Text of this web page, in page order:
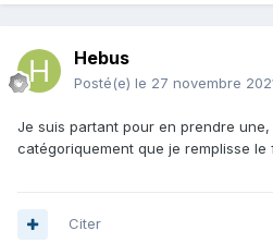
Hebus
Posté(e) le 27 novembre
Je suis partant pour en prendre
catégoriquement que je remplisse le
Citer